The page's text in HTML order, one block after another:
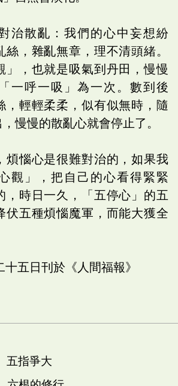
治散亂：我們的心中妄想紛
絲，雜亂無章，理不清頭緒。
」，也就是吸氣到丹田，慢慢
一呼一吸」為一次。數到後
，輕輕柔柔，似有似無時，隨
慢慢的散亂心就會停止了。
煩惱心是很難對治的，如果我
觀」，把自己的心看得緊緊
，時日一久，「五停心」的五
伏五種煩惱魔軍，而能大獲全
五日刊於《人間福報》
指爭大